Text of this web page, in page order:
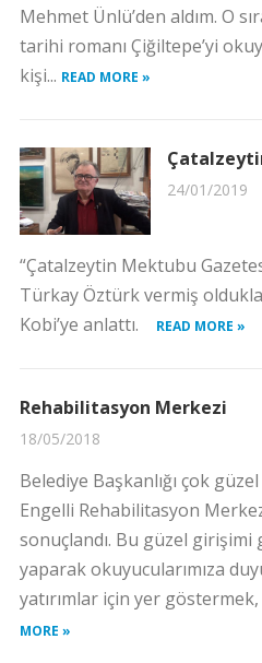
Mehmet Ünlü’den aldım. O
tarihi romanı Çiğiltepe’yi
kişi... READ MORE »
24/01/2019
“Çatalzeytin Mektubu
Türkay Öztürk vermiş
Kobi’ye anlattı.
READ MORE »
Rehabilitasyon Merkezi
18/05/2018
Belediye Başkanlığı çok
Engelli Rehabilitasyon
sonuçlandı. Bu güzel girişimi
yaparak okuyucularımıza
yatırımlar için yer
MORE »